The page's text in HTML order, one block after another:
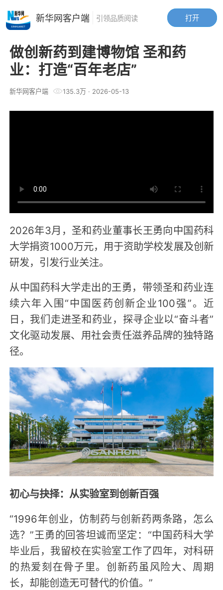
做创新药到建博物馆 圣和药
业：打造“百年老店”
新华网客户端 135.3万· 2026-05-13
2026年3月，圣和药业董事长王勇向中国药科
大学捐资1000万元，用于资助学校发展及创新
研发，引发行业关注。
从中国药科大学走出的王勇，带领圣和药业连
续六年入围“中国医药创新企业100强”。近
日，我们走进圣和药业，探寻企业以“奋斗者”
文化驱动发展、用社会责任滋养品牌的独特路
径。
初心与抉择：从实验室到创新百强
“1996年创业，仿制药与创新药两条路，怎么
选？”王勇的回答坦诚而坚定：“中国药科大学
毕业后，我留校在实验室工作了四年，对科研
的热爱刻在骨子里。创新药虽风险大、周期
长，却能创造无可替代的价值。”
打开
新华网客户端 引领品质阅读